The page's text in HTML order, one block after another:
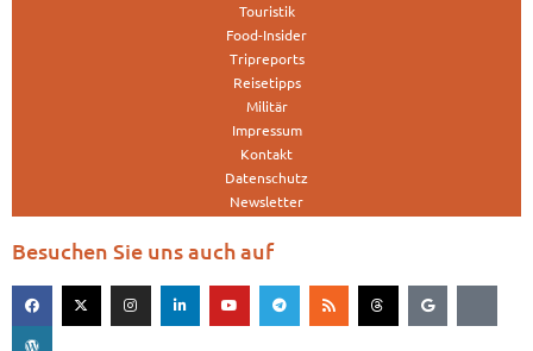
Touristik
Food-Insider
Tripreports
Reisetipps
Militär
Impressum
Kontakt
Datenschutz
Newsletter
Besuchen Sie uns auch auf